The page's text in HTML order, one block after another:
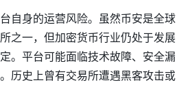
自身的运营风险。虽然币安是全球
之一，但加密货币行业仍处于发展
。平台可能面临技术故障、安全漏
历史上曾有交易所遭遇黑客攻击或